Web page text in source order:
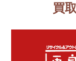
買